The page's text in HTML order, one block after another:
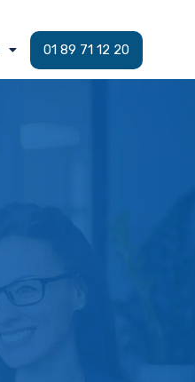
01 89 71 12 20